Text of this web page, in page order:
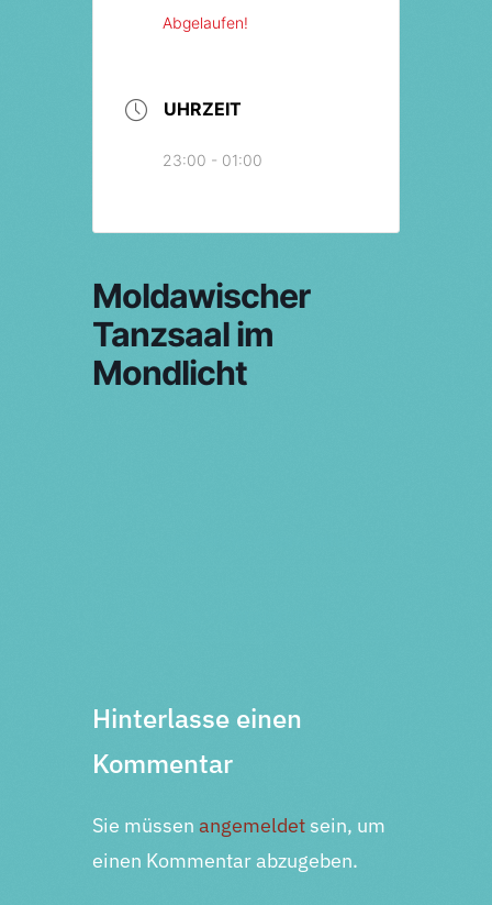
Abgelaufen!
UHRZEIT
23:00 - 01:00
Moldawischer
Tanzsaal im
Mondlicht
Hinterlasse einen
Kommentar
Sie müssen angemeldet sein, um
einen Kommentar abzugeben.